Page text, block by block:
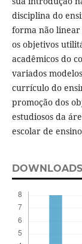
disciplina do
forma não linear
os objetivos
acadêmicos do
variados
currículo do
promoção dos
estudiosos da
escolar de
DOWNLOADS